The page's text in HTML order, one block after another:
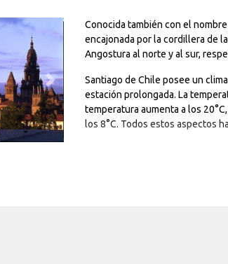
Next
Conocida también con el
encajonada por la cordillera de
Angostura al norte y al sur,
Santiago de Chile posee un
estación prolongada. La
temperatura aumenta a los
los 8°C. Todos estos aspectos